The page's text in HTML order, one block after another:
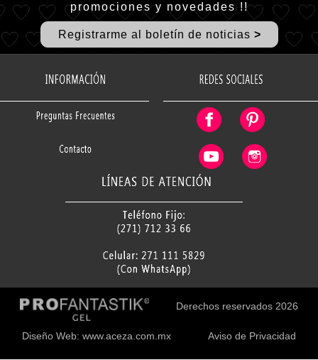
Mocha Collection
Baby Girl
Love Letter
Minimalistik
Bad Girl
Aqua Gel
Plasticine
promociones y novedades !!
Registrarme al boletín de noticias >
Derechos reservados 2026
Diseño Web: www.aceza.com.mx Aviso de Privacidad